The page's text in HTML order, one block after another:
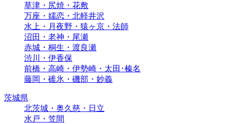
草津・尻焼・花敷
万座・嬬恋・北軽井沢
水上・月夜野・猿ヶ京・法師
沼田・老神・尾瀬
赤城・桐生・渡良瀬
渋川・伊香保
前橋・高崎・伊勢崎・太田･榛名
藤岡・碓氷・磯部・妙義
茨城県
北茨城・奥久慈・日立
水戸・笠間